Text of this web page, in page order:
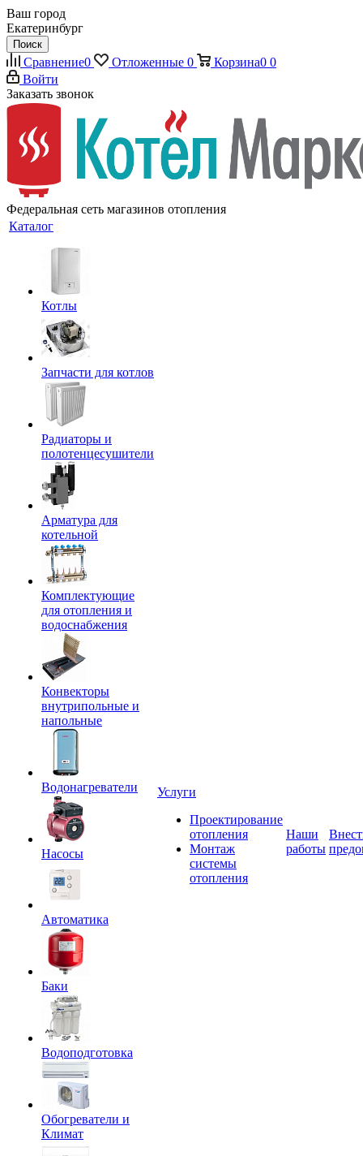
Ваш город
Екатеринбург
Поиск
Сравнение0 Отложенные 0 Корзина0 0
Войти
Заказать звонок
Федеральная сеть магазинов отопления
Каталог
Котлы
Запчасти для котлов
Радиаторы и
полотенцесушители
Арматура для
котельной
Комплектующие
для отопления и
водоснабжения
Конвекторы
внутрипольные и
напольные
Водонагреватели
Насосы
Автоматика
Баки
Водоподготовка
Обогреватели и
Климат
Услуги
Проектирование
отопления
Монтаж
системы
отопления
Наши
работы